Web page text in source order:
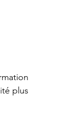
plus